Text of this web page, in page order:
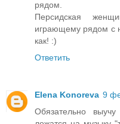
рядом.
Персидская
играющему рядом с
как! :)
Ответить
Elena Konoreva 9
Обязательно